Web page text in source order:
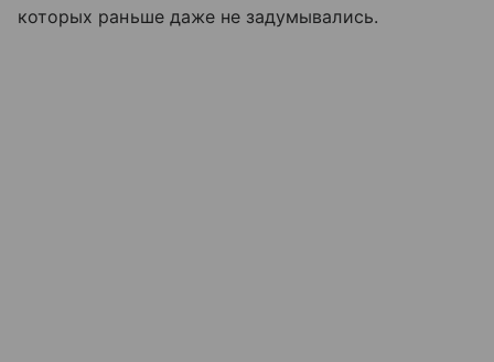
которых раньше даже не задумывались.